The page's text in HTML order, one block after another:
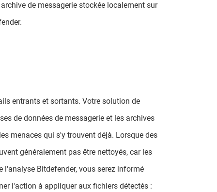
de messagerie stockée localement sur
entrants et sortants. Votre solution de
de données de messagerie et les archives
menaces qui s'y trouvent déjà. Lorsque des
généralement pas être nettoyés, car les
l'analyse Bitdefender, vous serez informé
l'action à appliquer aux fichiers détectés :